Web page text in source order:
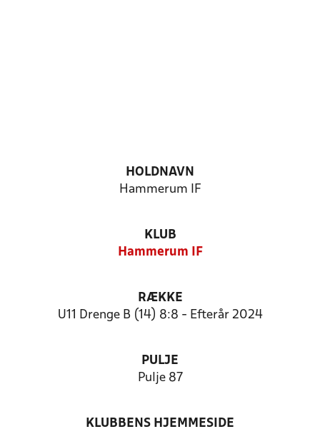
HOLDNAVN
Hammerum IF
KLUB
Hammerum IF
RÆKKE
U11 Drenge B (14) 8:8 - Efterår 2024
PULJE
Pulje 87
KLUBBENS HJEMMESIDE